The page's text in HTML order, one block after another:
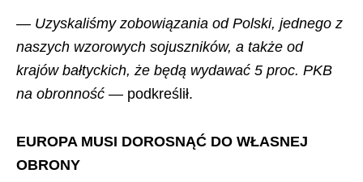
— Uzyskaliśmy zobowiązania od Polski, jednego z
naszych wzorowych sojuszników, a także od
krajów bałtyckich, że będą wydawać 5 proc. PKB
na obronność — podkreślił.
EUROPA MUSI DOROSNĄĆ DO WŁASNEJ
OBRONY